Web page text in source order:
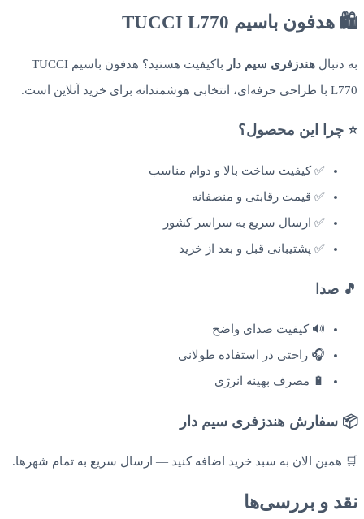
🛍️ هدفون باسیم TUCCI L770
به دنبال هندزفری سیم دار
باکیفیت هستید؟ هدفون باسیم TUCCI
L770 با طراحی حرفه‌ای، انتخابی هوشمندانه برای خرید آنلاین است.
⭐ چرا این محصول؟
✅ کیفیت ساخت بالا و دوام مناسب
✅ قیمت رقابتی و منصفانه
✅ ارسال سریع به سراسر کشور
✅ پشتیبانی قبل و بعد از خرید
🎵 صدا
🔊 کیفیت صدای واضح
🎧 راحتی در استفاده طولانی
🔋 مصرف بهینه انرژی
📦 سفارش هندزفری سیم دار
🛒 همین الان به سبد خرید اضافه کنید — ارسال سریع به تمام شهرها.
نقد و بررسی‌ها